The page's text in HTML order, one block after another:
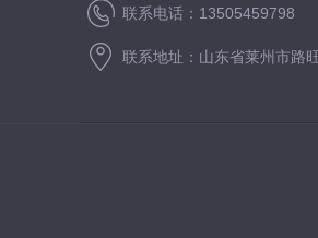
联系电话：13505459798
联系地址：山东省莱州市路